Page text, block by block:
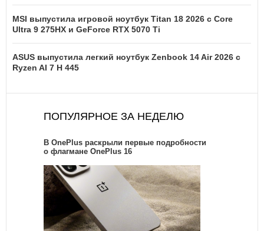
MSI выпустила игровой ноутбук Titan 18 2026 с Core
Ultra 9 275HX и GeForce RTX 5070 Ti
ASUS выпустила легкий ноутбук Zenbook 14 Air 2026 с
Ryzen AI 7 H 445
ПОПУЛЯРНОЕ ЗА НЕДЕЛЮ
В OnePlus раскрыли первые подробности
о флагмане OnePlus 16